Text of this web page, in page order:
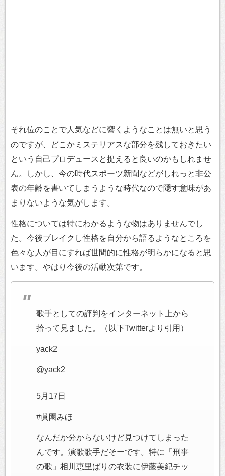
それ位のことで人気などに響くようなことは無いと思う
のですが、どこかミステリアスな部分を残しておきたい
という自己プロデュースと捉えると良いのかもしれませ
ん。しかし、今の時代スポーツ新聞などがしれっと非公
表の年齢を書いてしまうような時代なので隠す意味があ
まりないような気がします。
性格については特にわかるような物はありませんでし
た。今後ブレイクし性格を自分から語るようなところを
色々な人が目にすれば世間的に性格が明らかになると思
います。やはり今後の活動次第です。
歌手としての評判をインターネット上から
拾って見ました。（以下Twitterより引用）
yack2
@yack2
5月17日
#眞園みほ
なんだか分からないけど見つけてしまった
んです。演歌歌手だそーです。特に「刑事
の歌」相川恵里ばりの衣装に伊藤美紀チッ